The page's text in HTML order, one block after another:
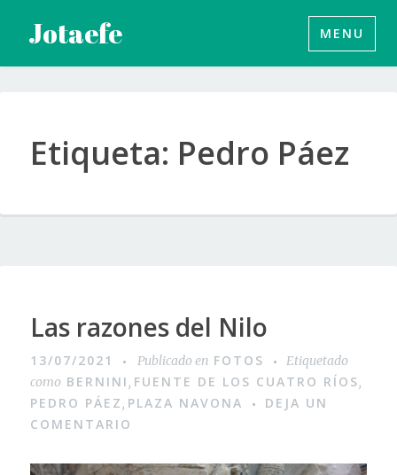
contenido
Jotaefe MENU
Etiqueta: Pedro Páez
Las razones del Nilo
13/07/2021 Publicado en FOTOS
Etiquetado
como BERNINI, FUENTE DE LOS CUATRO RÍOS,
PEDRO PÁEZ, PLAZA NAVONA
DEJA UN
COMENTARIO